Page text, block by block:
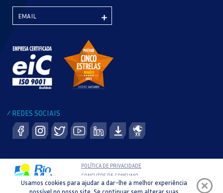
/ REDES SOCIAIS
POLÍTICA DE PRIVACIDADE
CONFLITOS DE CONSUMO
LIVRO DE RECLAMAÇÕES
Usamos cookies para ajudar a dar-lhe a melhor experiência